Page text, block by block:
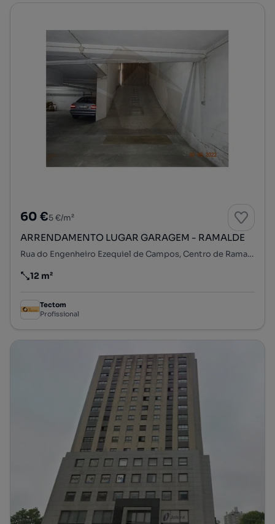
60 €5 €/m²
ARRENDAMENTO LUGAR GARAGEM - RAMALDE
Rua do Engenheiro Ezequiel de Campos, Centro de Ramalde - Pereiró, Ramalde, Porto, Porto
Preço por metro quadrado
12 m²
Tectom
Profissional